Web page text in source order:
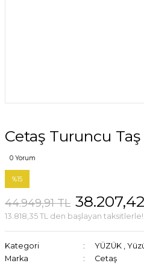
Cetaş Turuncu
0 Yorum
%15
44.949,91 TL
13.818,35 TL den başlayan taksitlerle!
Kategori YÜZÜK ,
Marka
Cetaş